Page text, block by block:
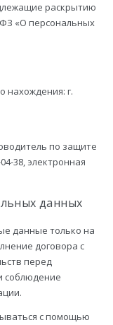
раскрытию
ФЗ «О персональных
нахождения: г.
по защите
38, электронная
данных
данные только на
договора с
перед
соблюдение
с помощью